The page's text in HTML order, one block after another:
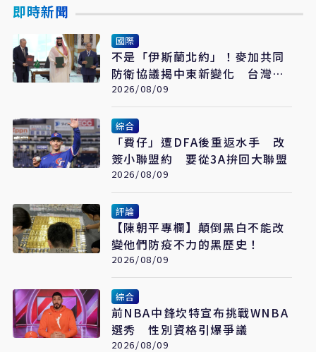
即時新聞
國際
不是「伊斯蘭北約」！麥加共同
防衛協議揭中東新變化 台灣該
看懂「多層次安全」
2026/08/09
綜合
「費仔」遭DFA後重返水手 改
簽小聯盟約 要從3A拚回大聯盟
2026/08/09
評論
【陳朝平專欄】顛倒黑白不能改
變他們防疫不力的黑歷史！
2026/08/09
綜合
前NBA中鋒坎特宣布挑戰WNBA
選秀 性別資格引爆爭議
2026/08/09